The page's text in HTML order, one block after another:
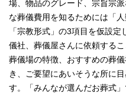
場、物品のグレード、宗旨宗
な葬儀費用を知るためには「
「宗教形式」の3項目を仮設
儀社、葬儀屋さんに依頼する
葬儀場の特徴、おすすめの葬
き、ご要望にあいそうな所に
す。「みんなが選んだお葬式